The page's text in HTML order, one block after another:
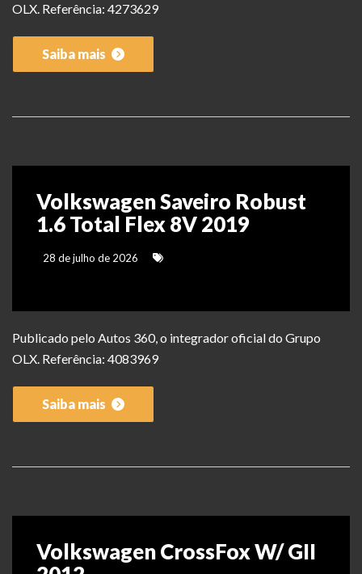
OLX. Referência: 4273629
Saiba mais
Volkswagen Saveiro Robust
1.6 Total Flex 8V 2019
28 de julho de 2026
Publicado pelo Autos 360, o integrador oficial do Grupo
OLX. Referência: 4083969
Saiba mais
Volkswagen CrossFox W/ GII